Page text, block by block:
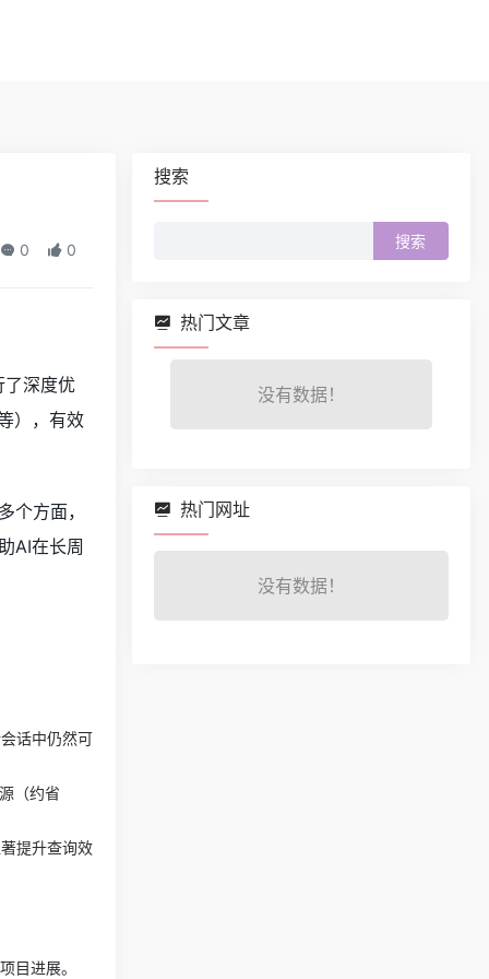
0 0
深度优
），有效
方面，
AI在长周
话中仍然可
（约省
提升查询效
目进展。
搜索
热门文章
没有数据！
热门网址
没有数据！